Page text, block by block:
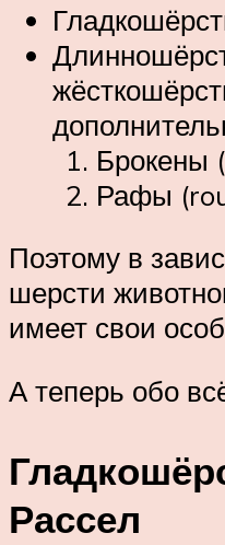
Брокены
Рафы
Поэтому в
шерсти
имеет свои
А теперь обо
Рассел